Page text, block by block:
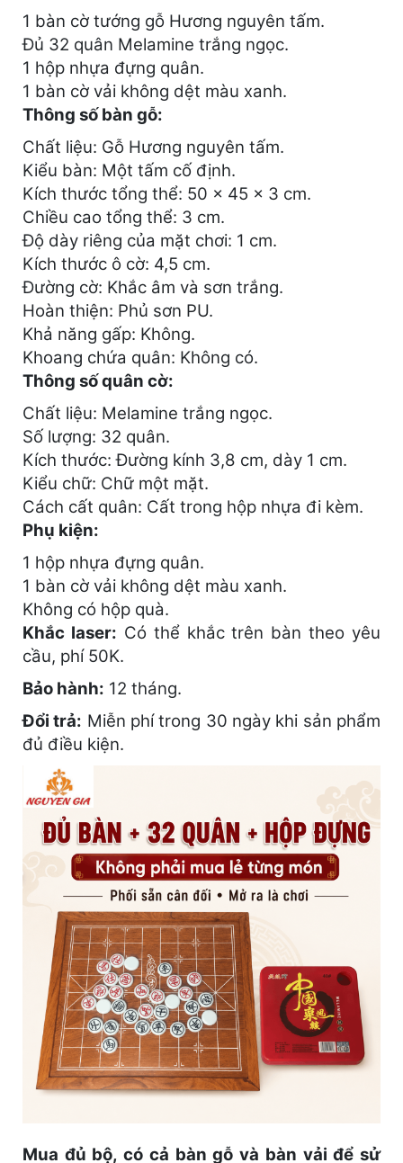
1 bàn cờ tướng gỗ Hương nguyên tấm.
Đủ 32 quân Melamine trắng ngọc.
1 hộp nhựa đựng quân.
1 bàn cờ vải không dệt màu xanh.
Thông số bàn gỗ:
Chất liệu: Gỗ Hương nguyên tấm.
Kiểu bàn: Một tấm cố định.
Kích thước tổng thể: 50 × 45 × 3 cm.
Chiều cao tổng thể: 3 cm.
Độ dày riêng của mặt chơi: 1 cm.
Kích thước ô cờ: 4,5 cm.
Đường cờ: Khắc âm và sơn trắng.
Hoàn thiện: Phủ sơn PU.
Khả năng gấp: Không.
Khoang chứa quân: Không có.
Thông số quân cờ:
Chất liệu: Melamine trắng ngọc.
Số lượng: 32 quân.
Kích thước: Đường kính 3,8 cm, dày 1 cm.
Kiểu chữ: Chữ một mặt.
Cách cất quân: Cất trong hộp nhựa đi kèm.
Phụ kiện:
1 hộp nhựa đựng quân.
1 bàn cờ vải không dệt màu xanh.
Không có hộp quà.
Khắc laser: Có thể khắc trên bàn theo yêu
cầu, phí 50K.
Bảo hành: 12 tháng.
Đổi trả: Miễn phí trong 30 ngày khi sản phẩm
đủ điều kiện.
Mua đủ bộ, có cả bàn gỗ và bàn vải để sử